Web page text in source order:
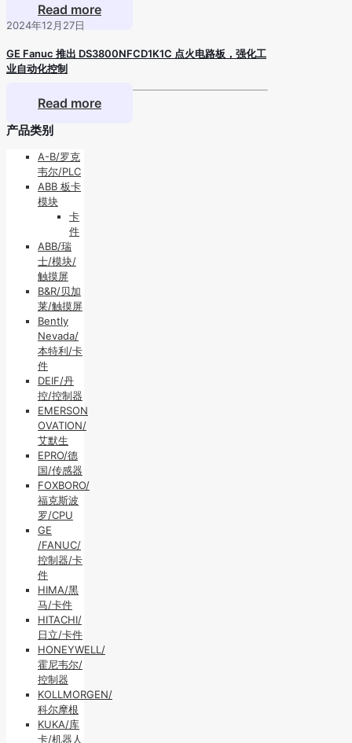
Read more
2024年12月27日
GE Fanuc 推出 DS3800NFCD1K1C 点火电路板，强化工
业自动化控制
Read more
产品类别
A-B/罗克
韦尔/PLC
ABB 板卡
模块
卡
件
ABB/瑞
士/模块/
触摸屏
B&R/贝加
莱/触摸屏
Bently
Nevada/
本特利/卡
件
DEIF/丹
控/控制器
EMERSON
OVATION/
艾默生
EPRO/德
国/传感器
FOXBORO/
福克斯波
罗/CPU
GE
/FANUC/
控制器/卡
件
HIMA/黑
马/卡件
HITACHI/
日立/卡件
HONEYWELL/
霍尼韦尔/
控制器
KOLLMORGEN/
科尔摩根
KUKA/库
卡/机器人